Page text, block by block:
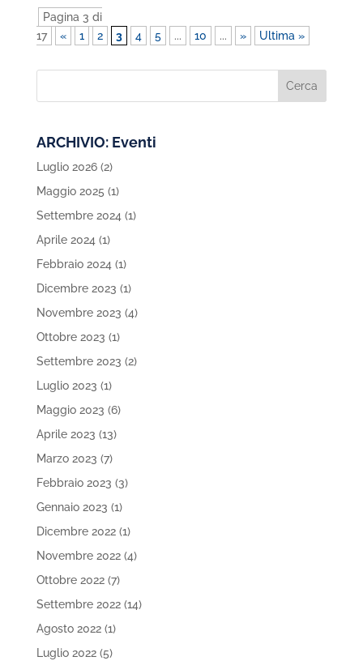
Pagina 3 di
17
« 1 2 3 4 5 ... 10 ... » Ultima »
ARCHIVIO: Eventi
Luglio 2026(2)
Maggio 2025 (1)
Settembre 2024(1)
Aprile 2024(1)
Febbraio 2024(1)
Dicembre 2023 (1)
Novembre 2023 (4)
Ottobre 2023 (1)
Settembre 2023 (2)
Luglio 2023 (1)
Maggio 2023 (6)
Aprile 2023 (13)
Marzo 2023 (7)
Febbraio 2023 (3)
Gennaio 2023 (1)
Dicembre 2022(1)
Novembre 2022(4)
Ottobre 2022(7)
Settembre 2022(14)
Agosto 2022(1)
Luglio 2022(5)